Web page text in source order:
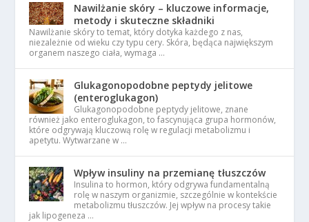
Nawilżanie skóry – kluczowe informacje,
metody i skuteczne składniki
Nawilżanie skóry to temat, który dotyka każdego z nas,
niezależnie od wieku czy typu cery. Skóra, będąca największym
organem naszego ciała, wymaga …
Glukagonopodobne peptydy jelitowe
(enteroglukagon)
Glukagonopodobne peptydy jelitowe, znane
również jako enteroglukagon, to fascynująca grupa hormonów,
które odgrywają kluczową rolę w regulacji metabolizmu i
apetytu. Wytwarzane w …
Wpływ insuliny na przemianę tłuszczów
Insulina to hormon, który odgrywa fundamentalną
rolę w naszym organizmie, szczególnie w kontekście
metabolizmu tłuszczów. Jej wpływ na procesy takie
jak lipogeneza …